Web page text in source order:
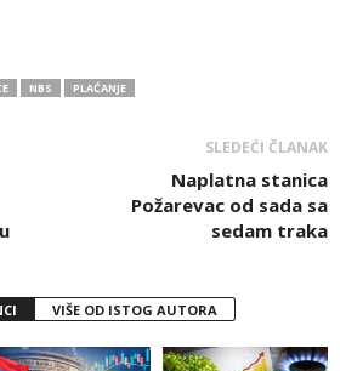
NBS PLAĆANJE
SLEDEĆI ČLANAK
Naplatna stanica
Požarevac od sada sa
sedam traka
VIŠE OD ISTOG AUTORA